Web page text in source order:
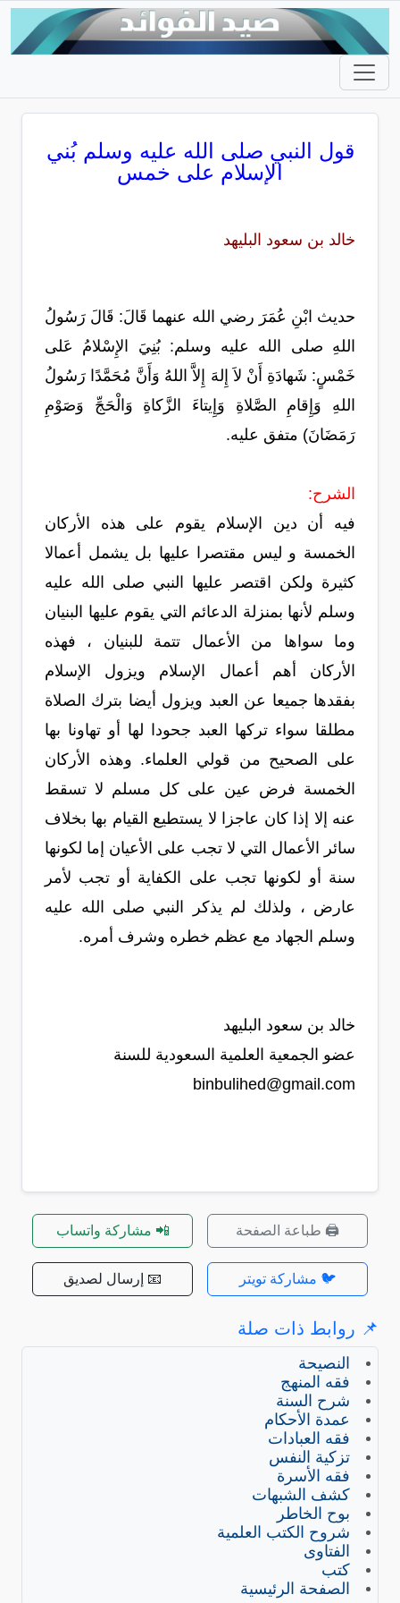
قول النبي صلى الله عليه وسلم بُني
الإسلام على خمس
خالد بن سعود البليهد
حديث ابْنِ عُمَرَ رضي الله عنهما قَالَ: قَالَ رَسُولُ
اللهِ صلى الله عليه وسلم: بُنِيَ الإِسْلامُ عَلى
خَمْسٍ: شَهادَةِ أَنْ لاَ إِلهَ إِلاَّ اللهُ وَأَنَّ مُحَمَّدًا رَسُولُ
اللهِ وَإِقامِ الصَّلاةِ وَإِيتاءَ الزَّكاةِ وَالْحَجِّ وَصَوْمِ
رَمَضَانَ) متفق عليه.
الشرح:
فيه أن دين الإسلام يقوم على هذه الأركان
الخمسة و ليس مقتصرا عليها بل يشمل أعمالا
كثيرة ولكن اقتصر عليها النبي صلى الله عليه
وسلم لأنها بمنزلة الدعائم التي يقوم عليها البنيان
وما سواها من الأعمال تتمة للبنيان ، فهذه
الأركان أهم أعمال الإسلام ويزول الإسلام
بفقدها جميعا عن العبد ويزول أيضا بترك الصلاة
مطلقا سواء تركها العبد جحودا لها أو تهاونا بها
على الصحيح من قولي العلماء. وهذه الأركان
الخمسة فرض عين على كل مسلم لا تسقط
عنه إلا إذا كان عاجزا لا يستطيع القيام بها بخلاف
سائر الأعمال التي لا تجب على الأعيان إما لكونها
سنة أو لكونها تجب على الكفاية أو تجب لأمر
عارض ، ولذلك لم يذكر النبي صلى الله عليه
وسلم الجهاد مع عظم خطره وشرف أمره.
خالد بن سعود البليهد
عضو الجمعية العلمية السعودية للسنة
binbulihed@gmail.com
🖨️ طباعة الصفحة 📲 مشاركة واتساب
🐦 مشاركة تويتر 📧 إرسال لصديق
📌 روابط ذات صلة
النصيحة
فقه المنهج
شرح السنة
عمدة الأحكام
فقه العبادات
تزكية النفس
فقه الأسرة
كشف الشبهات
بوح الخاطر
شروح الكتب العلمية
الفتاوى
كتب
الصفحة الرئيسية